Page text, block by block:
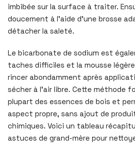
imbibée sur la surface à traiter.
doucement à l’aide d’une brosse
détacher la saleté.
Le bicarbonate de sodium est
taches difficiles et la mousse
rincer abondamment après
sécher à l’air libre. Cette méthode
plupart des essences de bois et
aspect propre, sans ajout de
chimiques. Voici un tableau
astuces de grand-mère pour